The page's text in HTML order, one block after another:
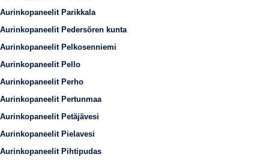
Aurinkopaneelit Parikkala
Aurinkopaneelit Pedersören kunta
Aurinkopaneelit Pelkosenniemi
Aurinkopaneelit Pello
Aurinkopaneelit Perho
Aurinkopaneelit Pertunmaa
Aurinkopaneelit Petäjävesi
Aurinkopaneelit Pielavesi
Aurinkopaneelit Pihtipudas